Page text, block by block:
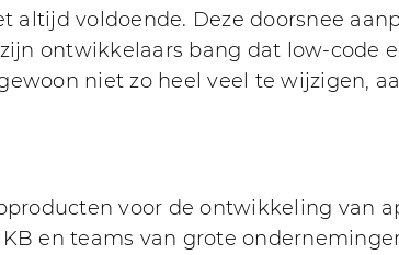
altijd voldoende. Deze doorsnee
ontwikkelaars bang dat low-code
niet zo heel veel te wijzigen,
voor de ontwikkeling van
en teams van grote